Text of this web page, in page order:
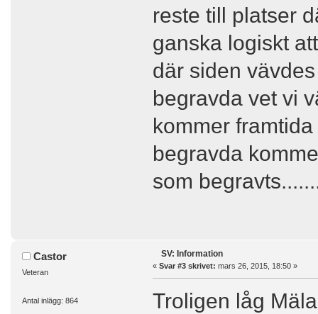
reste till platser
ganska logiskt
där siden
begravda vet vi
kommer
begravda
som
Castor
Veteran
Antal inlägg: 864
SV: Information
« Svar #3 skrivet: mars 26, 2015, 18:50 »
Troligen låg